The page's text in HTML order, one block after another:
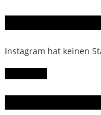
Instagram hat keinen